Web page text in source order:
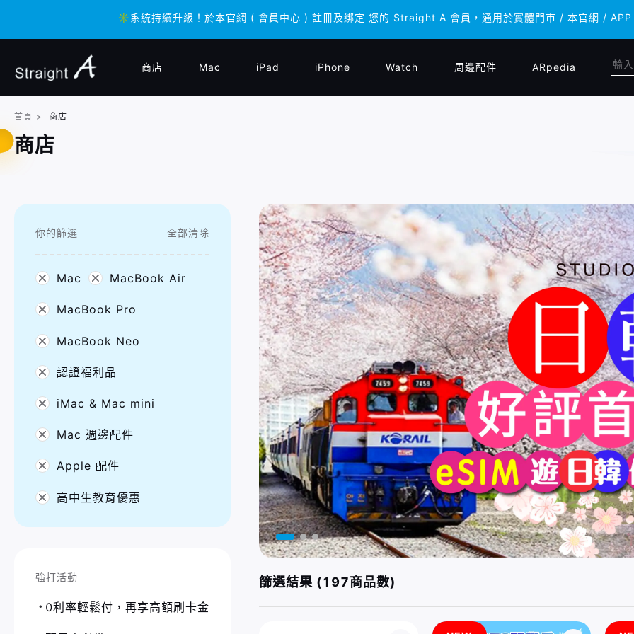
✳️系統持續升級！於本官網 ( 會員中心 ) 註冊及綁定 您的 Straight A 會員，通用於實體門市 / 本官網 / APP
✳️系統持續升級！於本官網 ( 會員中心 ) 註冊及綁定 您的 Straight A 會員，通用於實體門市 / 本官網 / APP
商店 Mac iPad iPhone Watch 周邊配件 ARpedia
首頁 > 商店
商店
你的篩選 全部清除
Mac MacBook Air
MacBook Pro
MacBook Neo
認證福利品
iMac & Mac mini
Mac 週邊配件
Apple 配件
高中生教育優惠
強打活動
0利率輕鬆付，再享高額刷卡金
篩選結果 (197商品數)